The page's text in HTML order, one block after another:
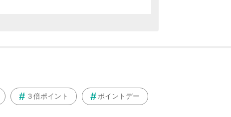
３倍ポイント ポイントデー